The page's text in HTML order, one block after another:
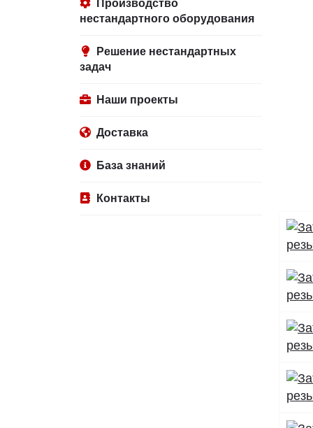
Производство
нестандартного оборудования
Решение нестандартных
задач
Наши проекты
Доставка
База знаний
Контакты